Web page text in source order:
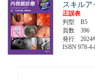
スキルア
正誤表
判型 B5
頁数 396
発行 2024
ISBN 978-4-